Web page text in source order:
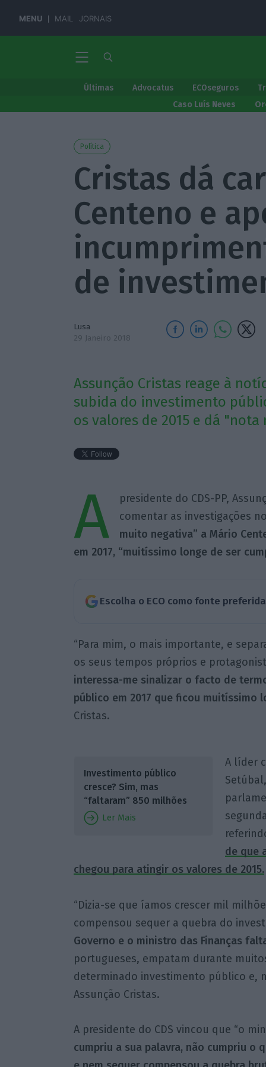
MENU MAIL JORNAIS
Últimas Advocatus ECOseguros
Caso Luís Neves
Política
Cristas dá
Centeno e
de
Lusa
29 Janeiro 2018
Assunção Cristas reage à
subida do investimento
os valores de 2015 e dá
A
presidente do CDS-PP,
comentar as investigações
muito negativa” a Mário
em 2017, “muitíssimo longe de ser
Escolha o ECO como fonte
“Para mim, o mais importante, e
os seus tempos próprios e
interessa-me sinalizar o facto de
público em 2017 que ficou muitíssimo
Cristas.
Investimento público
cresce? Sim, mas
“faltaram” 850 milhões
Ler Mais
A líder
de que
chegou para atingir os valores de 2015.
“Dizia-se que íamos crescer mil
compensou sequer a quebra do
Governo e o ministro das Finanças
portugueses, empatam durante
determinado investimento público e,
Assunção Cristas.
A presidente do CDS vincou que “o
cumpriu a sua palavra, não cumpriu o